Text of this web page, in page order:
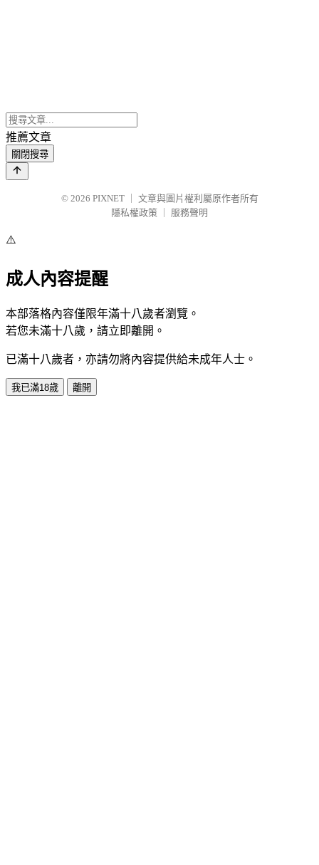
推薦文章
關閉搜尋
© 2026 PIXNET
文章與圖片權利屬原作者所有
隱私權政策
服務聲明
⚠️
成人內容提醒
本部落格內容僅限年滿十八歲者瀏覽。
若您未滿十八歲，請立即離開。
已滿十八歲者，亦請勿將內容提供給未成年人士。
我已滿18歲 離開